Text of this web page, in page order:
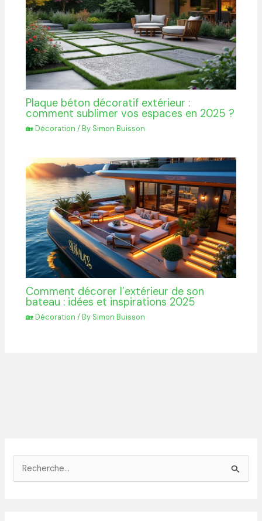
Plaque béton décoratif extérieur :
comment sublimer vos espaces en 2025 ?
🏡 Décoration / By Simon Buisson
Comment décorer l’extérieur de son
bateau : idées et inspirations 2025
🏡 Décoration / By Simon Buisson